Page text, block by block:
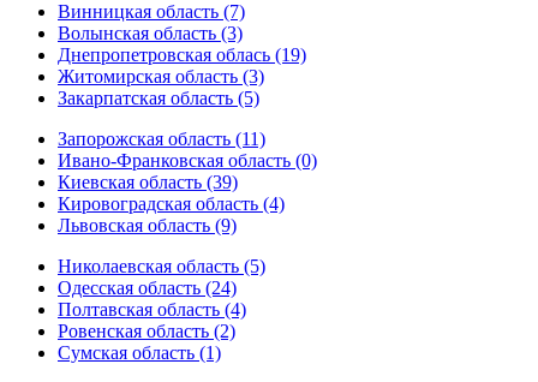
Винницкая область (7)
Волынская область (3)
Днепропетровская облась (19)
Житомирская область (3)
Закарпатская область (5)
Запорожская область (11)
Ивано-Франковская область (0)
Киевская область (39)
Кировоградская область (4)
Львовская область (9)
Николаевская область (5)
Одесская область (24)
Полтавская область (4)
Ровенская область (2)
Сумская область (1)